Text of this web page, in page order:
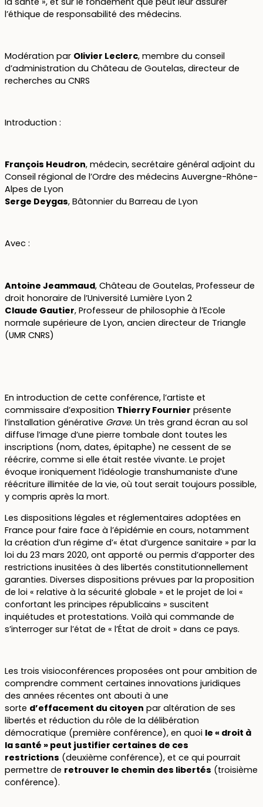
l’éthique de responsabilité des médecins.
Modération par Olivier Leclerc, membre du conseil
d’administration du Château de Goutelas, directeur de
recherches au CNRS
Introduction :
François Heudron, médecin, secrétaire général adjoint du
Conseil régional de l’Ordre des médecins Auvergne-Rhône-
Alpes de Lyon
Serge Deygas, Bâtonnier du Barreau de Lyon
Avec :
Antoine Jeammaud, Château de Goutelas, Professeur de
droit honoraire de l’Université Lumière Lyon 2
Claude Gautier, Professeur de philosophie à l’Ecole
normale supérieure de Lyon, ancien directeur de Triangle
(UMR CNRS)
En introduction de cette conférence, l’artiste et
commissaire d’exposition Thierry Fournier présente
l’installation générative Grave. Un très grand écran au sol
diffuse l’image d’une pierre tombale dont toutes les
inscriptions (nom, dates, épitaphe) ne cessent de se
réécrire, comme si elle était restée vivante. Le projet
évoque ironiquement l’idéologie transhumaniste d’une
réécriture illimitée de la vie, où tout serait toujours possible,
y compris après la mort.
Les dispositions légales et réglementaires adoptées en
France pour faire face à l’épidémie en cours, notamment
la création d’un régime d’« état d’urgence sanitaire » par la
loi du 23 mars 2020, ont apporté ou permis d’apporter des
restrictions inusitées à des libertés constitutionnellement
garanties. Diverses dispositions prévues par la proposition
de loi « relative à la sécurité globale » et le projet de loi «
confortant les principes républicains » suscitent
inquiétudes et protestations. Voilà qui commande de
s’interroger sur l’état de « l’État de droit » dans ce pays.
Les trois visioconférences proposées ont pour ambition de
comprendre comment certaines innovations juridiques
des années récentes ont abouti à une
sorte d’effacement du citoyen par altération de ses
libertés et réduction du rôle de la délibération
démocratique (première conférence), en quoi le « droit à
la santé » peut justifier certaines de ces
restrictions (deuxième conférence), et ce qui pourrait
permettre de retrouver le chemin des libertés (troisième
conférence).